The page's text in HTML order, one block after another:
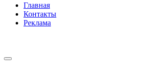
Главная
Контакты
Реклама